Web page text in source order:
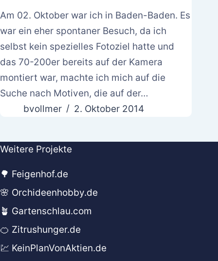
Am 02. Oktober war ich in Baden-Baden. Es
war ein eher spontaner Besuch, da ich
selbst kein spezielles Fotoziel hatte und
das 70-200er bereits auf der Kamera
montiert war, machte ich mich auf die
Suche nach Motiven, die auf der…
bvollmer
2. Oktober 2014
Weitere Projekte
🌳 Feigenhof.de
🌸 Orchideenhobby.de
🪴 Gartenschlau.com
🍊 Zitrushunger.de
💹 KeinPlanVonAktien.de